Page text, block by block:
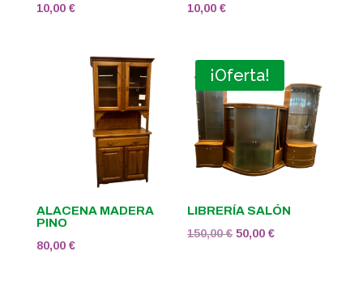
10,00 €
10,00€
ALACENA MADERA
PINO
80,00 €
¡Oferta!
LIBRERÍA SALÓN
150,00€ El
50,00€El